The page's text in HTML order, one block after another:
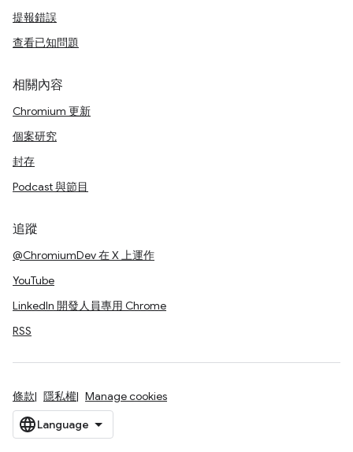
提報錯誤
查看已知問題
相關內容
Chromium 更新
個案研究
封存
Podcast 與節目
追蹤
@ChromiumDev 在 X 上運作
YouTube
LinkedIn 開發人員專用 Chrome
RSS
條款 隱私權 Manage cookies